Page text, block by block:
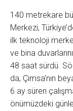
140 metrekare
Merkezi,
ilk teknoloji
ve bina
48 saat sürdü.
da, Çimsa’nın
6 ay süren
önümüzdeki